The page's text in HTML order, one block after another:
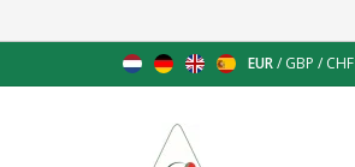
EUR/ GBP / CHF